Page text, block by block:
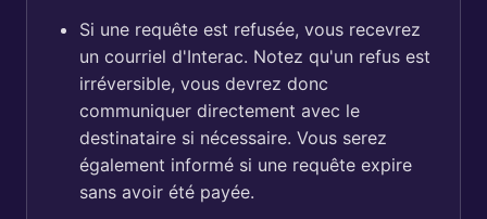
Si une requête est refusée, vous recevrez
un courriel d'Interac. Notez qu'un refus est
irréversible, vous devrez donc
communiquer directement avec le
destinataire si nécessaire. Vous serez
également informé si une requête expire
sans avoir été payée.